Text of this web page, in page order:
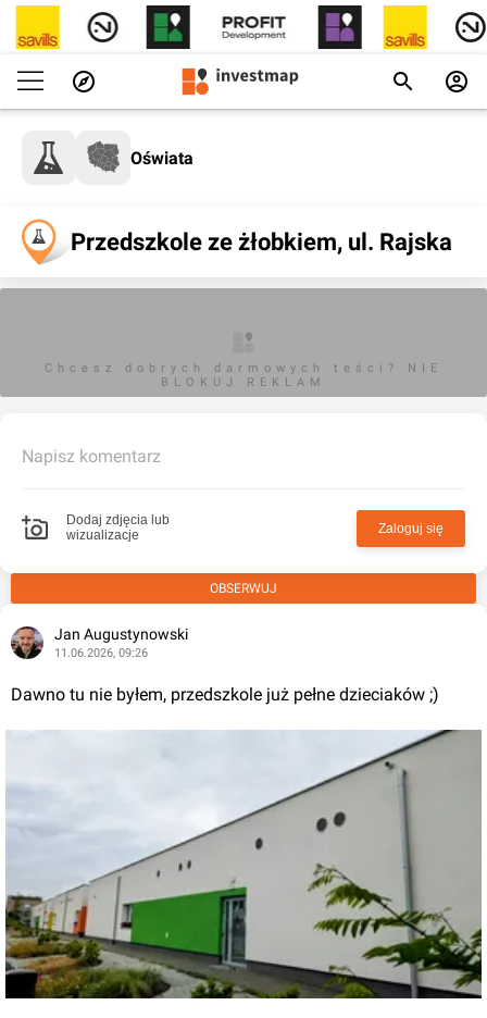
Oświata
Przedszkole ze żłobkiem, ul. Rajska
Chcesz dobrych darmowych teści? NIE
BLOKUJ REKLAM
Napisz komentarz
Dodaj zdjęcia lub
wizualizacje
Zaloguj się
OBSERWUJ
Jan Augustynowski
11.06.2026, 09:26
Dawno tu nie byłem, przedszkole już pełne dzieciaków ;)